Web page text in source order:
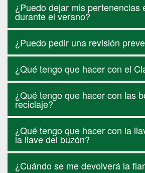
¿Puedo dejar mis pertenencias
durante el verano?
¿Puedo pedir una revisión
¿Qué tengo que hacer con el
¿Qué tengo que hacer con las
reciclaje?
¿Qué tengo que hacer con la
la llave del buzón?
¿Cuándo se me devolverá la